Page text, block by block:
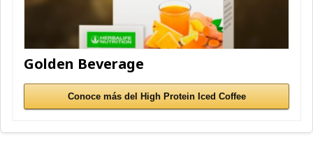
Golden Beverage
Conoce más del High Protein Iced Coffee